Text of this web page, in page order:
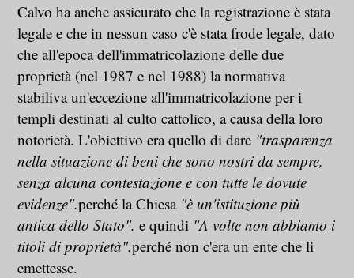
Calvo ha anche assicurato che la registrazione è stata
legale e che in nessun caso c'è stata frode legale, dato
che all'epoca dell'immatricolazione delle due
proprietà (nel 1987 e nel 1988) la normativa
stabiliva un'eccezione all'immatricolazione per i
templi destinati al culto cattolico, a causa della loro
notorietà. L'obiettivo era quello di dare "trasparenza
nella situazione di beni che sono nostri da sempre,
senza alcuna contestazione e con tutte le dovute
evidenze".perché la Chiesa "è un'istituzione più
antica dello Stato". e quindi "A volte non abbiamo i
titoli di proprietà".perché non c'era un ente che li
emettesse.